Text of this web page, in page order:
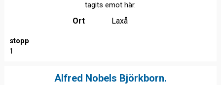
tagits emot här.
Ort Laxå
stopp
1
Alfred Nobels Björkborn.